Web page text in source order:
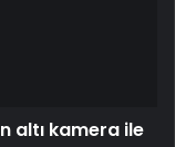
altı kamera ile